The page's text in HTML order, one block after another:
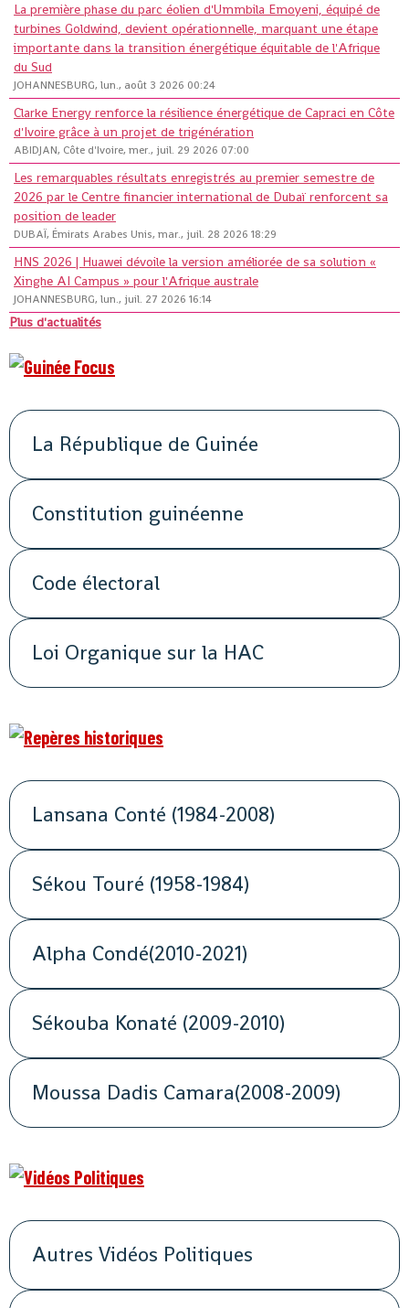
La première phase du parc éolien d'Ummbila Emoyeni, équipé de
turbines Goldwind, devient opérationnelle, marquant une étape
importante dans la transition énergétique équitable de l'Afrique
du Sud
JOHANNESBURG, lun., août 3 2026 00:24
Clarke Energy renforce la résilience énergétique de Capraci en Côte
d'Ivoire grâce à un projet de trigénération
ABIDJAN, Côte d'Ivoire, mer., juil. 29 2026 07:00
Les remarquables résultats enregistrés au premier semestre de
2026 par le Centre financier international de Dubaï renforcent sa
position de leader
DUBAÏ, Émirats Arabes Unis, mar., juil. 28 2026 18:29
HNS 2026 | Huawei dévoile la version améliorée de sa solution «
Xinghe AI Campus » pour l'Afrique australe
JOHANNESBURG, lun., juil. 27 2026 16:14
Plus d'actualités
La République de Guinée
Constitution guinéenne
Code électoral
Loi Organique sur la HAC
Lansana Conté (1984-2008)
Sékou Touré (1958-1984)
Alpha Condé(2010-2021)
Sékouba Konaté (2009-2010)
Moussa Dadis Camara(2008-2009)
Autres Vidéos Politiques